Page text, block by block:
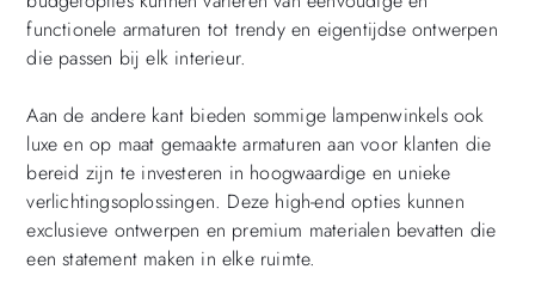
functionele armaturen tot trendy en eigentijdse ontwerpen
die passen bij elk interieur.
Aan de andere kant bieden sommige lampenwinkels ook
luxe en op maat gemaakte armaturen aan voor klanten die
bereid zijn te investeren in hoogwaardige en unieke
verlichtingsoplossingen. Deze high-end opties kunnen
exclusieve ontwerpen en premium materialen bevatten die
een statement maken in elke ruimte.